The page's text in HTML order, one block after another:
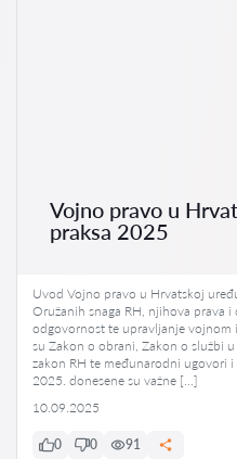
Vojno pravo u
praksa 2025
Uvod Vojno pravo u Hrvatskoj
Oružanih snaga RH, njihova prava
odgovornost te upravljanje vojnom
su Zakon o obrani, Zakon o službi
zakon RH te međunarodni ugovori
2025. donesene su važne […]
10.09.2025
0 0 91